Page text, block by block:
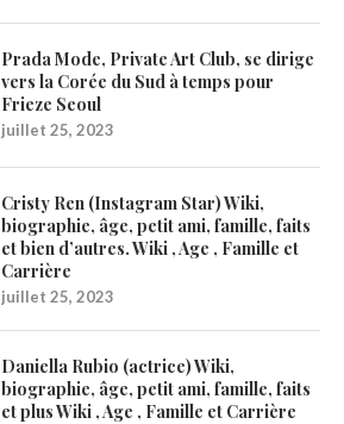
Prada Mode, Private Art Club, se dirige
vers la Corée du Sud à temps pour
Frieze Seoul
juillet 25, 2023
Cristy Ren (Instagram Star) Wiki,
biographie, âge, petit ami, famille, faits
et bien d’autres. Wiki , Age , Famille et
Carrière
juillet 25, 2023
Daniella Rubio (actrice) Wiki,
biographie, âge, petit ami, famille, faits
et plus Wiki , Age , Famille et Carrière